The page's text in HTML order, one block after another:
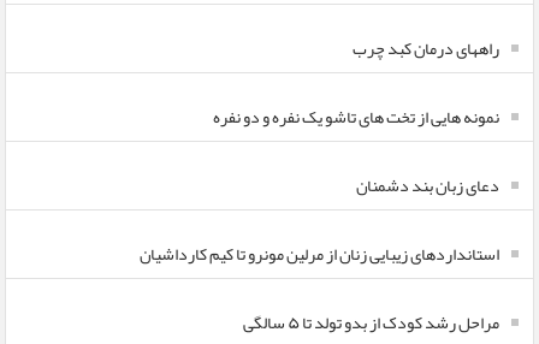
راههای درمان کبد چرب
نمونه هایی از تخت های تاشو یک نفره و دو نفره
دعای زبان بند دشمنان
استانداردهای زیبایی زنان از مرلین مونرو تا کیم کارداشیان
مراحل رشد کودک از بدو تولد تا ۵ سالگی